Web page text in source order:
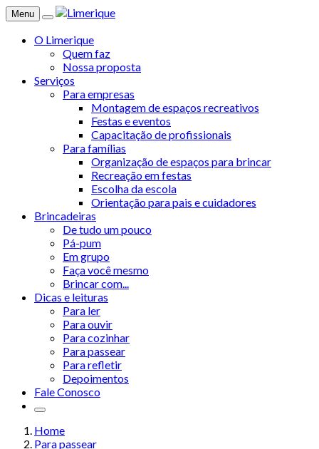
Menu
O Limerique
Quem faz
Nossa proposta
Serviços
Para empresas
Montagem de espaços recreativos
Festas e eventos
Capacitação de profissionais
Para famílias
Organização de espaços para brincar
Recreação em festas
Escolha da escola
Orientação para pais e cuidadores
Brincadeiras
De tudo um pouco
Pá-pum
Em grupo
Faça você mesmo
Brincar com...
Dicas e leituras
Para ler
Para ouvir
Para cozinhar
Para passear
Para refletir
Depoimentos
Fale Conosco
Home
Para passear